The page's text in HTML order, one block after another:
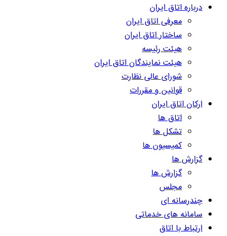
درباره اتاق ایران
معرفی اتاق ایران
ساختار اتاق ایران
هیئت رئیسه
هیئت نمایندگان اتاق ایران
شورای عالی نظارت
قوانین و مقررات
ارکان اتاق ایران
اتاق ها
تشکل ها
کمیسیون ها
گزارش ها
گزارش ها
مجلس
چندرسانه ای
سامانه های خدماتی
ارتباط با اتاق